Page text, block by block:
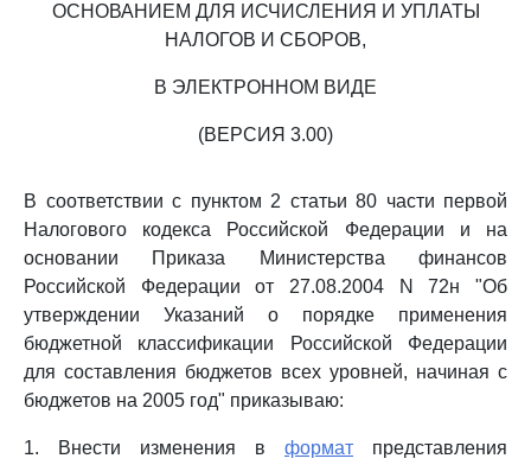
ОСНОВАНИЕМ ДЛЯ ИСЧИСЛЕНИЯ И УПЛАТЫ
НАЛОГОВ И СБОРОВ,
В ЭЛЕКТРОННОМ ВИДЕ
(ВЕРСИЯ 3.00)
В соответствии с пунктом 2 статьи 80 части первой
Налогового кодекса Российской Федерации и на
основании Приказа Министерства финансов
Российской Федерации от 27.08.2004 N 72н "Об
утверждении Указаний о порядке применения
бюджетной классификации Российской Федерации
для составления бюджетов всех уровней, начиная с
бюджетов на 2005 год" приказываю:
1. Внести изменения в формат представления